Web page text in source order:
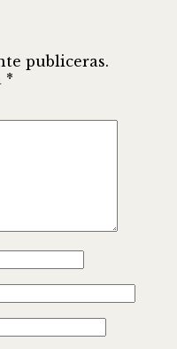
publiceras.
*